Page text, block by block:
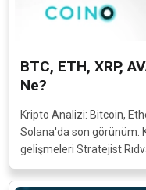
Satoshi, bir Bitcoin'in
küçük birimini ifade
Technical
Technical Analysis,
genel olarak finansal
fiyat performansı ve
BTC, ETH, XRP,
Ne?
Kripto Analizi: Bitcoin,
Solana'da son görünüm.
gelişmeleri Stratejist